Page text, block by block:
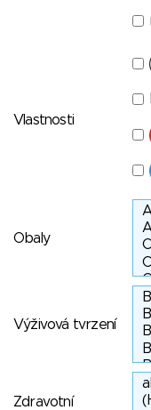
Vlastnosti
Obaly
Výživová tvrzení
Zdravotní